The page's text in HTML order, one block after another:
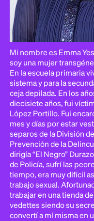
Mi nombre es Emma
soy una mujer
En la escuela primaria
sistema y para la
ceja depilada. En los
diecisiete años, fui
López Portillo. Fui
mes y días por estar
separos de la División
Prevención de la
dirigía “El Negro”
de Policía, sufrí las
tiempo, era muy difícil
trabajo sexual.
trabajar en una tienda
vedettes siendo su
convertí a mí misma en